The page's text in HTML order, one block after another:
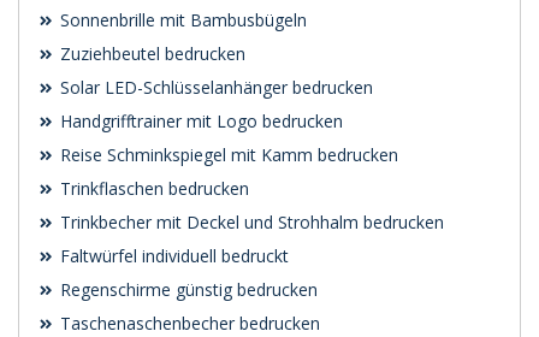
Sonnenbrille mit Bambusbügeln
Zuziehbeutel bedrucken
Solar LED-Schlüsselanhänger bedrucken
Handgrifftrainer mit Logo bedrucken
Reise Schminkspiegel mit Kamm bedrucken
Trinkflaschen bedrucken
Trinkbecher mit Deckel und Strohhalm bedrucken
Faltwürfel individuell bedruckt
Regenschirme günstig bedrucken
Taschenaschenbecher bedrucken